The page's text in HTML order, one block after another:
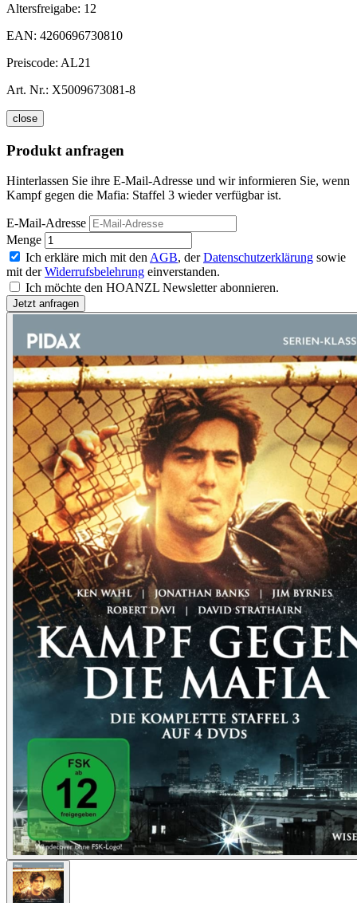
Altersfreigabe: 12
EAN: 4260696730810
Preiscode: AL21
Art. Nr.: X5009673081-8
close
Produkt anfragen
Hinterlassen Sie ihre E-Mail-Adresse und wir informieren Sie, wenn
Kampf gegen die Mafia: Staffel 3 wieder verfügbar ist.
E-Mail-Adresse
Menge
Ich erkläre mich mit den AGB, derDatenschutzerklärung sowie
mit derWiderrufsbelehrung einverstanden.
Ich möchte den HOANZL Newsletter abonnieren.